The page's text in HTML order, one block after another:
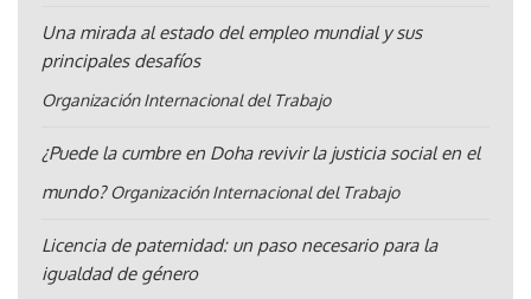
Una mirada al estado del empleo mundial y sus
principales desafíos
Organización Internacional del Trabajo
¿Puede la cumbre en Doha revivir la justicia social en el
mundo? Organización Internacional del Trabajo
Licencia de paternidad: un paso necesario para la
igualdad de género